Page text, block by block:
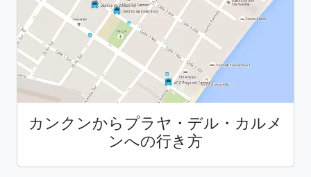
カンクンからプラヤ・デル・カルメ
ンへの行き方